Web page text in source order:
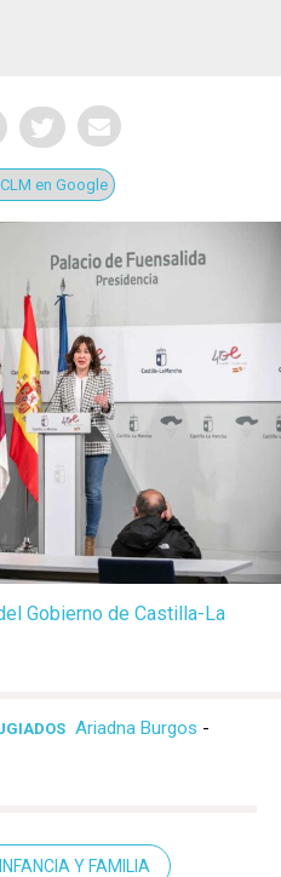
en Google
Gobierno de Castilla-La
Ariadna Burgos -
INFANCIA Y FAMILIA